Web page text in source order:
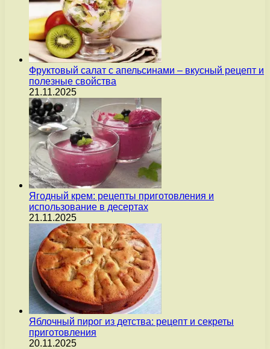
Фруктовый салат с апельсинами – вкусный рецепт и
полезные свойства
21.11.2025
Ягодный крем: рецепты приготовления и
использование в десертах
21.11.2025
Яблочный пирог из детства: рецепт и секреты
приготовления
20.11.2025